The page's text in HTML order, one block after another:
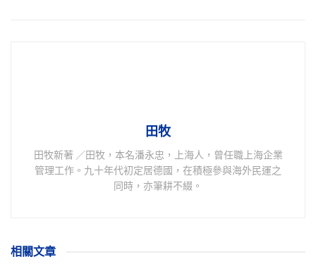
田牧
田牧新著 ／田牧，本名潘永忠，上海人，曾任職上海企業
管理工作。九十年代初定居德國，在積極參與海外民運之
同時，亦筆耕不綴。
相關文章